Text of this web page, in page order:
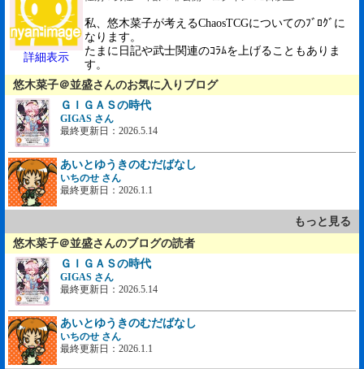
詳細表示
私、悠木菜子が考えるChaosTCGについてのﾌﾞﾛｸﾞに
なります。
たまに日記や武士関連のｺﾗﾑを上げることもありま
す。
悠木菜子＠並盛さんのお気に入りブログ
ＧＩＧＡＳの時代
GIGAS さん
最終更新日：2026.5.14
あいとゆうきのむだばなし
いちのせ さん
最終更新日：2026.1.1
もっと見る
悠木菜子＠並盛さんのブログの読者
ＧＩＧＡＳの時代
GIGAS さん
最終更新日：2026.5.14
あいとゆうきのむだばなし
いちのせ さん
最終更新日：2026.1.1